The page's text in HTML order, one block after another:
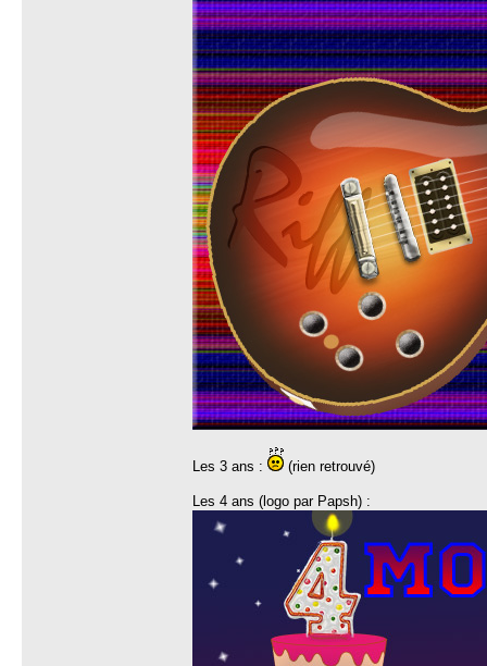
Les 3 ans : (rien retrouvé)
Les 4 ans (logo par Papsh) :